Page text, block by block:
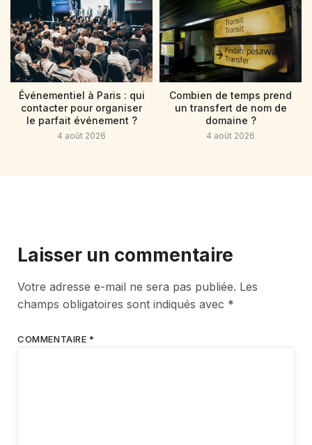
Événementiel à Paris : qui
contacter pour organiser
le parfait événement ?
4 août 2026
Combien de temps prend
un transfert de nom de
domaine ?
4 août 2026
Laisser un commentaire
Votre adresse e-mail ne sera pas publiée. Les
champs obligatoires sont indiqués avec *
COMMENTAIRE*